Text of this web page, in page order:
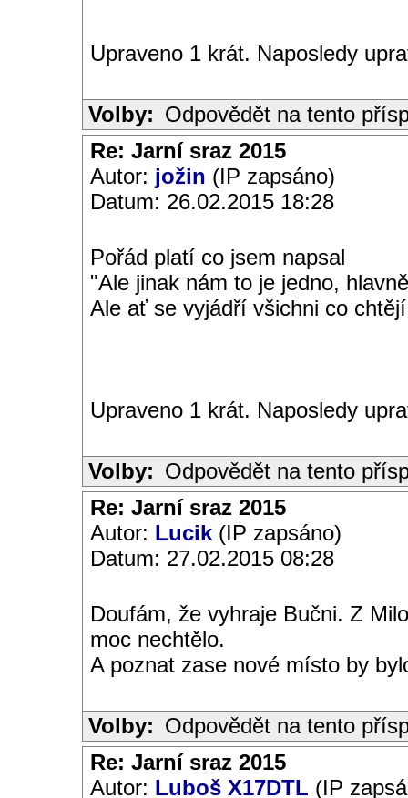
Upraveno 1 krát. Naposledy
Volby: Odpovědět na tento
Re: Jarní sraz 2015
Autor: jožin (IP zapsáno)
Datum: 26.02.2015 18:28
Pořád platí co jsem napsal
"Ale jinak nám to je jedno,
Ale ať se vyjádří všichni co
Upraveno 1 krát. Naposledy
Volby: Odpovědět na tento
Re: Jarní sraz 2015
Autor: Lucik (IP zapsáno)
Datum: 27.02.2015 08:28
Doufám, že vyhraje Bučni. Z
moc nechtělo.
A poznat zase nové místo by
Volby: Odpovědět na tento
Re: Jarní sraz 2015
Autor: Luboš X17DTL (IP